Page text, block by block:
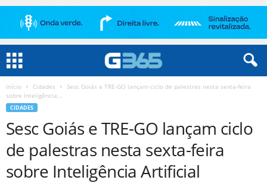
Início Cidades
Sesc Goiás e TRE-GO lançam ciclo de palestras nesta sexta-feira
sobre Inteligência...
CIDADES
Sesc Goiás e TRE-GO lançam ciclo
de palestras nesta sexta-feira
sobre Inteligência Artificial